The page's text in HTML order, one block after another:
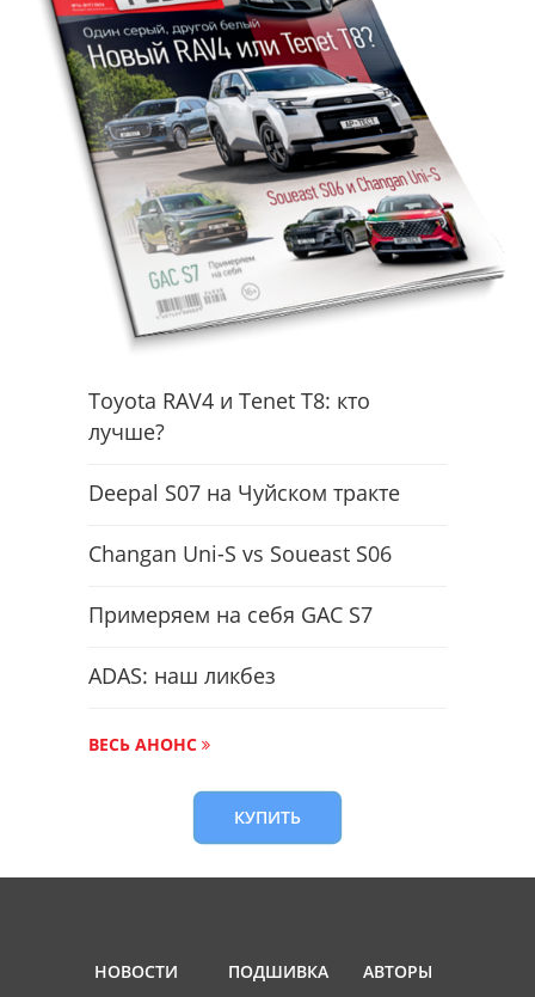
Toyota RAV4 и Tenet T8: кто
лучше?
Deepal S07 на Чуйском тракте
Changan Uni-S vs Soueast S06
Примеряем на себя GAC S7
ADAS: наш ликбез
ВЕСЬ АНОНС
КУПИТЬ
НОВОСТИ
ПОДШИВКА
АВТОРЫ